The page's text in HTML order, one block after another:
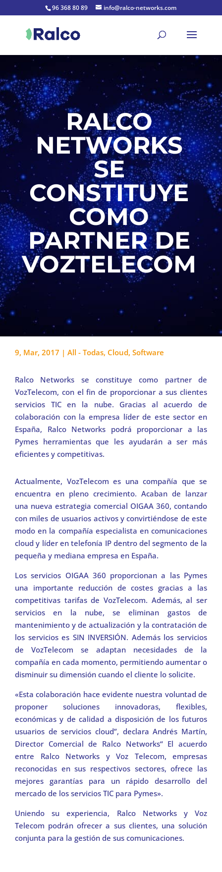
96 368 80 89 info@ralco-networks.com
RALCO
NETWORKS
SE
CONSTITUYE
COMO
PARTNER DE
VOZTELECOM
9, Mar, 2017 | All - Todas, Cloud, Software
Ralco Networks se constituye como partner de
VozTelecom, con el fin de proporcionar a sus clientes
servicios TIC en la nube. Gracias al acuerdo de
colaboración con la empresa líder de este sector en
España, Ralco Networks podrá proporcionar a las
Pymes herramientas que les ayudarán a ser más
eficientes y competitivas.
Actualmente, VozTelecom es una compañía que se
encuentra en pleno crecimiento. Acaban de lanzar
una nueva estrategia comercial OIGAA 360, contando
con miles de usuarios activos y convirtiéndose de este
modo en la compañía especialista en comunicaciones
cloud y líder en telefonía IP dentro del segmento de la
pequeña y mediana empresa en España.
Los servicios OIGAA 360 proporcionan a las Pymes
una importante reducción de costes gracias a las
competitivas tarifas de VozTelecom. Además, al ser
servicios en la nube, se eliminan gastos de
mantenimiento y de actualización y la contratación de
los servicios es SIN INVERSIÓN. Además los servicios
de VozTelecom se adaptan necesidades de la
compañía en cada momento, permitiendo aumentar o
disminuir su dimensión cuando el cliente lo solicite.
«Esta colaboración hace evidente nuestra voluntad de
proponer soluciones innovadoras, flexibles,
económicas y de calidad a disposición de los futuros
usuarios de servicios cloud”, declara Andrés Martín,
Director Comercial de Ralco Networks“ El acuerdo
entre Ralco Networks y Voz Telecom, empresas
reconocidas en sus respectivos sectores, ofrece las
mejores garantías para un rápido desarrollo del
mercado de los servicios TIC para Pymes».
Uniendo su experiencia, Ralco Networks y Voz
Telecom podrán ofrecer a sus clientes, una solución
conjunta para la gestión de sus comunicaciones.